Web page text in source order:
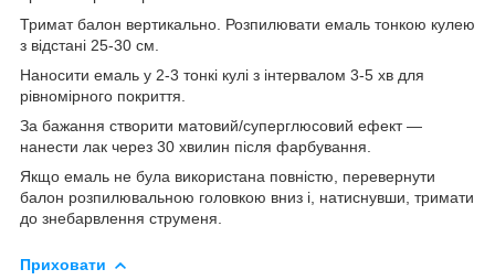
Тримат балон вертикально. Розпилювати емаль тонкою кулею
з відстані 25-30 см.
Наносити емаль у 2-3 тонкі кулі з інтервалом 3-5 хв для
рівномірного покриття.
За бажання створити матовий/суперглюсовий ефект —
нанести лак через 30 хвилин після фарбування.
Якщо емаль не була використана повністю, перевернути
балон розпилювальною головкою вниз і, натиснувши, тримати
до знебарвлення струменя.
Приховати